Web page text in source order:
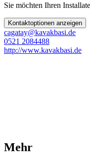
Sie möchten Ihren
Kontaktoptionen anzeigen
cagatay@kavakbasi.de
0521 2084488
http://www.kavakbasi.de
Mehr